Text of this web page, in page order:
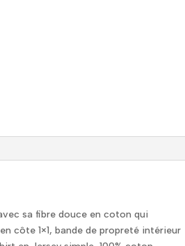
sa fibre douce en coton qui
côte 1×1, bande de propreté intérieur